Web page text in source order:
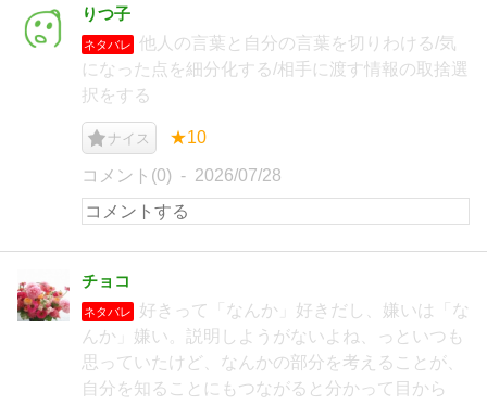
りつ子
ネタバレ
他人の言葉と自分の言葉を切りわける/気
になった点を細分化する/相手に渡す情報の取捨選
択をする
ナイス ★10
コメント(0) 2026/07/28
チョコ
ネタバレ
好きって「なんか」好きだし、嫌いは「な
んか」嫌い。説明しようがないよね、っといつも
思っていたけど、なんかの部分を考えることが、
自分を知ることにもつながると分かって目から